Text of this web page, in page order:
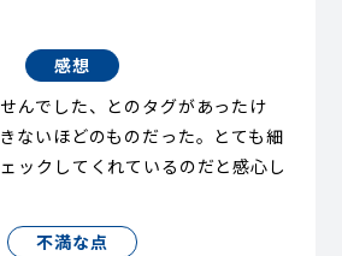
感想
んでした、とのタグがあったけ
ないほどのものだった。とても細
ックしてくれているのだと感心し
不満な点